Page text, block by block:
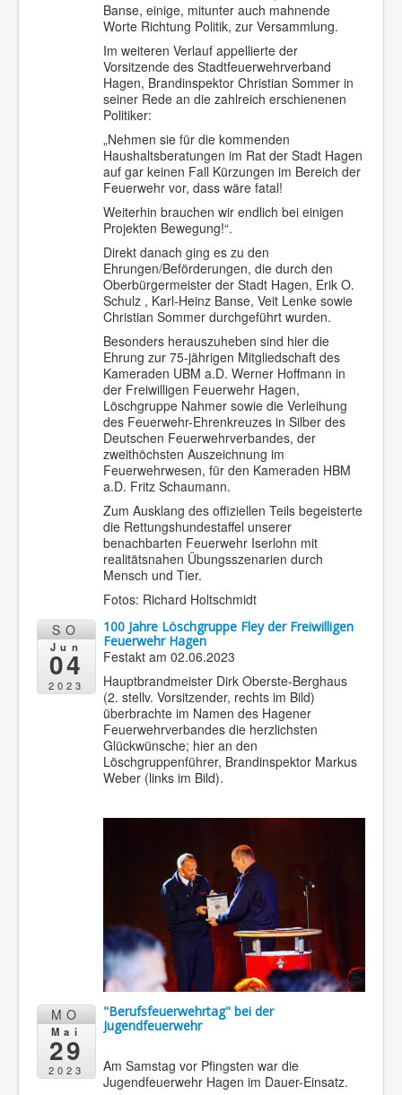
Banse, einige, mitunter auch mahnende
Worte Richtung Politik, zur Versammlung.
Im weiteren Verlauf appellierte der
Vorsitzende des Stadtfeuerwehrverband
Hagen, Brandinspektor Christian Sommer in
seiner Rede an die zahlreich erschienenen
Politiker:
„Nehmen sie für die kommenden
Haushaltsberatungen im Rat der Stadt Hagen
auf gar keinen Fall Kürzungen im Bereich der
Feuerwehr vor, dass wäre fatal!
Weiterhin brauchen wir endlich bei einigen
Projekten Bewegung!“.
Direkt danach ging es zu den
Ehrungen/Beförderungen, die durch den
Oberbürgermeister der Stadt Hagen, Erik O.
Schulz , Karl-Heinz Banse, Veit Lenke sowie
Christian Sommer durchgeführt wurden.
Besonders herauszuheben sind hier die
Ehrung zur 75-jährigen Mitgliedschaft des
Kameraden UBM a.D. Werner Hoffmann in
der Freiwilligen Feuerwehr Hagen,
Löschgruppe Nahmer sowie die Verleihung
des Feuerwehr-Ehrenkreuzes in Silber des
Deutschen Feuerwehrverbandes, der
zweithöchsten Auszeichnung im
Feuerwehrwesen, für den Kameraden HBM
a.D. Fritz Schaumann.
Zum Ausklang des offiziellen Teils begeisterte
die Rettungshundestaffel unserer
benachbarten Feuerwehr Iserlohn mit
realitätsnahen Übungsszenarien durch
Mensch und Tier.
Fotos: Richard Holtschmidt
SO
Jun
04
2023
100 Jahre Löschgruppe Fley der Freiwilligen
Feuerwehr Hagen
Festakt am 02.06.2023
Hauptbrandmeister Dirk Oberste-Berghaus
(2. stellv. Vorsitzender, rechts im Bild)
überbrachte im Namen des Hagener
Feuerwehrverbandes die herzlichsten
Glückwünsche; hier an den
Löschgruppenführer, Brandinspektor Markus
Weber (links im Bild).
MO
Mai
29
2023
"Berufsfeuerwehrtag" bei der
Jugendfeuerwehr
Am Samstag vor Pfingsten war die
Jugendfeuerwehr Hagen im Dauer-Einsatz.